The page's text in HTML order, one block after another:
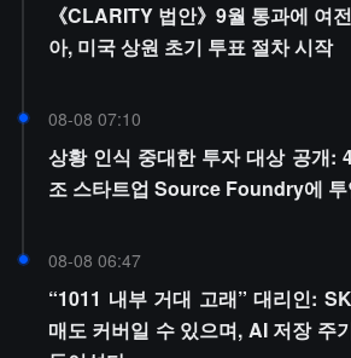
《CLARITY 법안》9월 통과에 여
아, 미국 상원 초기 투표 절차 시작
08-08 07:10
상황 인식 중대한 투자 대상 공개:
조 스타트업 Source Foundry에 투
08-08 06:47
“1011 내부 거대 고래” 대리인:
매도 커버일 수 있으며, AI 저장 주